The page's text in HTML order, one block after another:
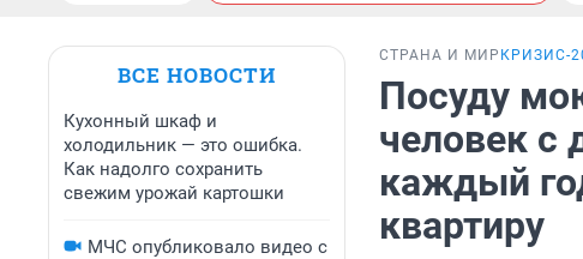
ВСЕ НОВОСТИ
Кухонный шкаф и
холодильник — это ошибка.
Как надолго сохранить
свежим урожай картошки
МЧС опубликовало видео с
СТРАНА И МИР КРИЗИС-
Посуду
человек с
каждый
квартиру